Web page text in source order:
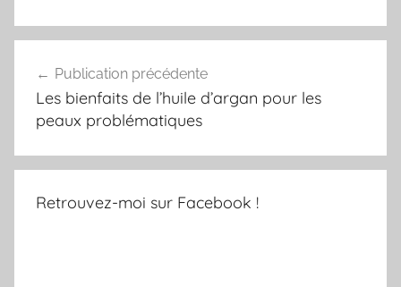
de
l’article
Publication précédente
Les bienfaits de l’huile d’argan pour les
peaux problématiques
Retrouvez-moi sur Facebook !